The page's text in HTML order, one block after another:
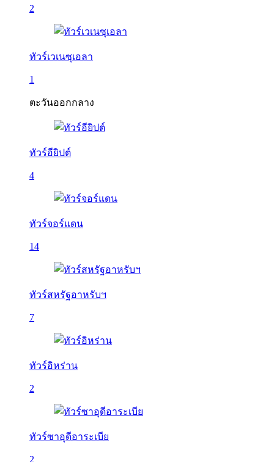
2
ทัวร์เวเนซุเอลา
1
ตะวันออกกลาง
ทัวร์อียิปต์
4
ทัวร์จอร์แดน
14
ทัวร์สหรัฐอาหรับฯ
7
ทัวร์อิหร่าน
2
ทัวร์ซาอุดีอาระเบีย
2